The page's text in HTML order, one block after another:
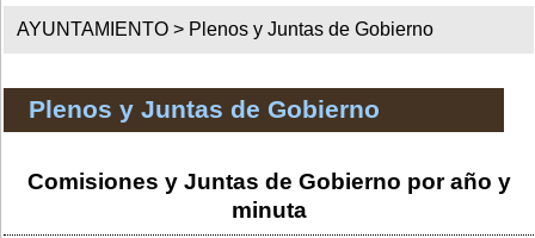
AYUNTAMIENTO > Plenos y Juntas de Gobierno
Plenos y Juntas de Gobierno
Comisiones y Juntas de Gobierno por año y
minuta